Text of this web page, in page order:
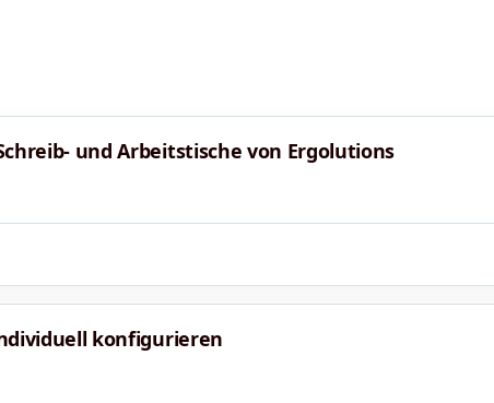
und Arbeitstische von Ergolutions
konfigurieren